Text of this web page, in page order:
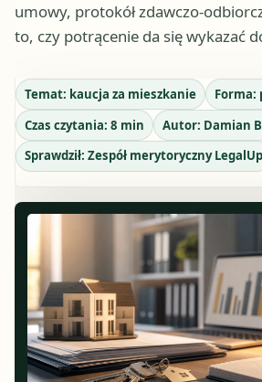
umowy, protokół zdawczo-
to, czy potrącenie da się wykazać
Temat: kaucja za mieszkanie Forma:
Czas czytania: 8 min Autor: Damian
Sprawdził: Zespół merytoryczny LegalUp